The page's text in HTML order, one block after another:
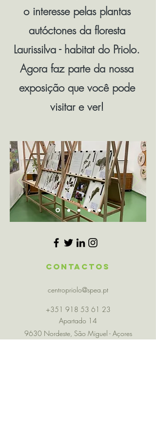
o interesse pelas plantas
autóctones da floresta
Laurissilva - habitat do Priolo.
Agora faz parte da nossa
exposição que você pode
visitar e ver!
Contactos
centropriolo@spea.pt
+351 918 53 61 23
Apartado 14
9630 Nordeste, São Miguel - Açores